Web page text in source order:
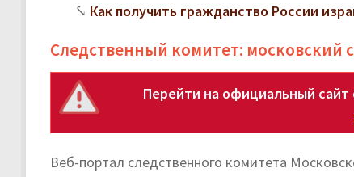
Как получить гражданство России
Следственный комитет: московский
Перейти на официальный сайт
Веб-портал следственного комитета